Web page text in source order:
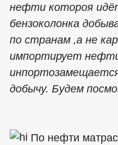
нефти котороя
бензоколонка
по странам ,а не
импортирует
добычу. Будем
По нефти